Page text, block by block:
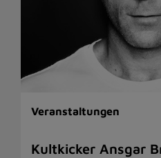
Veranstaltungen
Kultkicker Ansgar